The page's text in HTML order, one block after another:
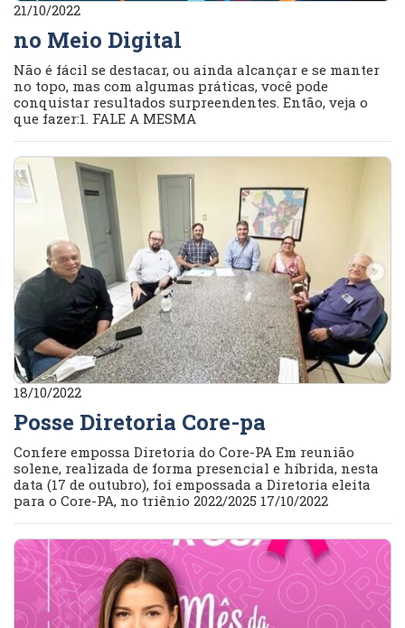
21/10/2022
no Meio Digital
Não é fácil se destacar, ou ainda alcançar e se manter
no topo, mas com algumas práticas, você pode
conquistar resultados surpreendentes. Então, veja o
que fazer:1. FALE A MESMA
18/10/2022
Posse Diretoria Core-pa
Confere empossa Diretoria do Core-PA Em reunião
solene, realizada de forma presencial e híbrida, nesta
data (17 de outubro), foi empossada a Diretoria eleita
para o Core-PA, no triênio 2022/2025 17/10/2022